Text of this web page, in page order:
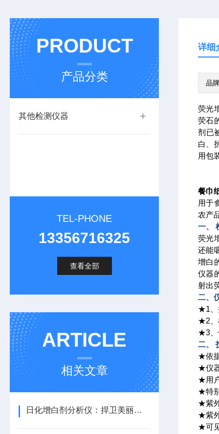
PRODUCT
产品分类
其他检测仪器
TEL-PHONE
13356716325
查看全部
ARTICLE
相关文章
日化增白剂分析仪：捍卫美丽与安全
详细
品牌
荧光
荧石
剂已
白、
用包
餐巾
用于
农产
一、
荧光
还能
增白
仪器
射出
二、
★1、
★2、
★3、
二、
★依
★仪
★用
★特
★紫
★紫
★可